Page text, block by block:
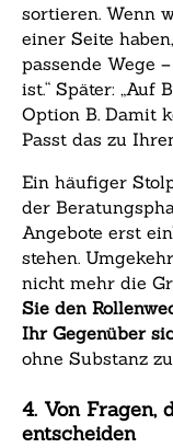
sortieren. Wenn
einer Seite
passende Wege
ist.“ Später:
Option B. Damit
Passt das zu
Ein häufiger
der
Angebote erst
stehen.
nicht mehr die
Sie den
Ihr Gegenüber
ohne Substanz
4. Von Fragen,
entscheiden